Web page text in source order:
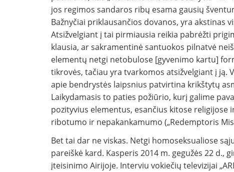
jos regimos sandaros ribų esama gausių
Bažnyčiai priklausančios dovanos, yra akstinas
Atsižvelgiant į tai pirmiausia reikia pabrėžti
klausia, ar sakramentinė santuokos pilnatvė
elementų netgi netobulose [gyvenimo kartu]
tikrovės, tačiau yra tvarkomos atsižvelgiant į
apie bendrystės laipsnius patvirtina krikštytų
Laikydamasis to paties požiūrio, kurį galime
pozityvius elementus, esančius kitose religijose
ribotumo ir nepakankamumo („Redemptoris
Bet tai dar ne viskas. Netgi homoseksualiose
pareiškė kard. Kasperis 2014 m. gegužės 22 d.,
įteisinimo Airijoje. Interviu vokiečių televizijai